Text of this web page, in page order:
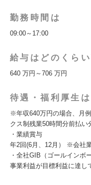
勤務時間は
09:00～17:00
給与はどのくら
640 万円～706 万円
待遇・福利厚生は
※年収640万円の場合、月
クス制残業50時間分前払い
・業績賞与
年2回(6月、12月） ※会社
・全社GIB（ゴールインボ
事業利益が目標利益に達し